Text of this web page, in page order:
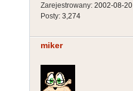
Zarejestrowany: 2002-08-20
Posty: 3,274
miker